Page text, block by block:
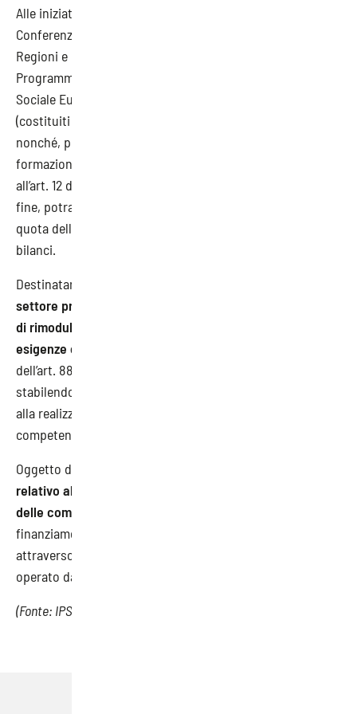
Alle iniziative possono partecipare, previa intesa in
Conferenza permanente per i rapporti tra lo Stato, le
Regioni e le Province autonome di Trento e Bolzano, i
Programmi Operativi Nazionali e Regionali di Fondo
Sociale Europeo, i Fondi Paritetici Interprofessionali
(costituiti ai sensi dell’art 118 della legge 388/2000),
nonché, per le specifiche finalità, il Fondo per la
formazione e il sostegno al reddito dei lavoratori (di cui
all’art. 12 del decreto legislativo n. 276/2003) che, a tal
fine, potranno destinare al Fondo Nuove Competenze una
quota delle risorse disponibili nell’ambito dei rispettivi
bilanci.
Destinatari del Fondo saranno i
settore privato che abbiano stipulato accordi collettivi
di rimodulazione dell’orario di lavoro per mutate
esigenze organizzative e produttive dell’impresa
dell’art. 88, comma 1, del D.L. 19 maggio 2020, n. 34,
stabilendo che parte dell’orario di lavoro sia finalizzato
alla realizzazione di appositi percorsi di sviluppo delle
competenze del lavoratore.
Oggetto del finanziamento sarà il
relativo alle ore di frequenza dei percorsi di sviluppo
delle competenze stabiliti dagli accordi collettivi
finanziamento sarà autorizzato da ANPAL e avverrà
attraverso il meccanismo dello sgravio contributivo
operato da
(Fonte: IPSOA)